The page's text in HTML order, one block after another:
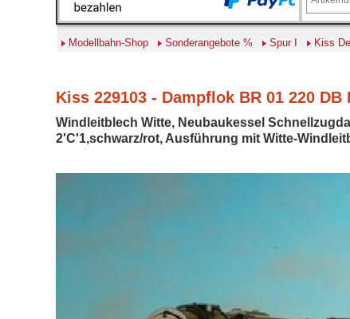
Modellbahn-Shop Sonderangebote % Spur I Kiss
Kiss 229103 - Dampflok BR 01 220
Windleitblech Witte, Neubaukessel
2'C'1,schwarz/rot, Ausführung mit Witte-